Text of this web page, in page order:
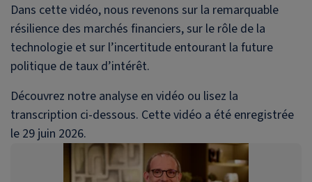
Dans cette vidéo, nous revenons sur la remarquable
résilience des marchés financiers, sur le rôle de la
technologie et sur l’incertitude entourant la future
politique de taux d’intérêt.
Découvrez notre analyse en vidéo ou lisez la
transcription ci-dessous. Cette vidéo a été enregistrée
le 29 juin 2026.